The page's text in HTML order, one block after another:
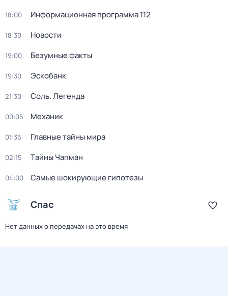
18:00 Информационная программа 112
18:30 Новости
19:00 Безумные факты
19:30 Эскобанк
21:30 Соль. Легенда
00:05 Механик
01:35 Главные тайны мира
02:15 Тaйны Чапман
04:00 Самые шoкиpующие гипотезы
Спас
Нет данных о передачах на это время